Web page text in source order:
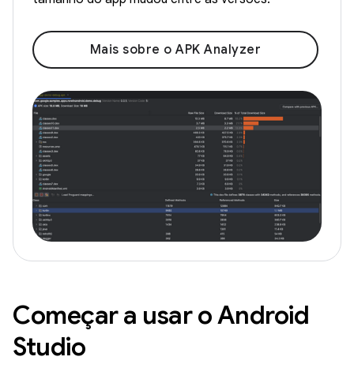
Mais sobre o APK Analyzer
Começar a usar o Android
Studio